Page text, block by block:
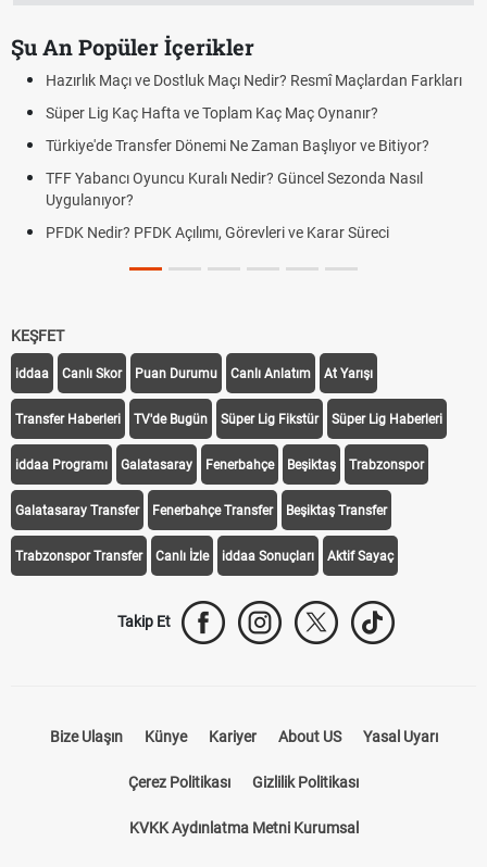
Şu An Popüler İçerikler
Hazırlık Maçı ve Dostluk Maçı Nedir? Resmî Maçlardan Farkları
Süper Lig Kaç Hafta ve Toplam Kaç Maç Oynanır?
Türkiye'de Transfer Dönemi Ne Zaman Başlıyor ve Bitiyor?
TFF Yabancı Oyuncu Kuralı Nedir? Güncel Sezonda Nasıl
Uygulanıyor?
PFDK Nedir? PFDK Açılımı, Görevleri ve Karar Süreci
KEŞFET
iddaa Canlı Skor Puan Durumu Canlı Anlatım At Yarışı
Transfer Haberleri TV'de Bugün Süper Lig Fikstür Süper Lig Haberleri
iddaa Programı Galatasaray Fenerbahçe Beşiktaş Trabzonspor
Galatasaray Transfer Fenerbahçe Transfer Beşiktaş Transfer
Trabzonspor Transfer Canlı İzle iddaa Sonuçları Aktif Sayaç
Takip Et
Bize Ulaşın Künye Kariyer About US Yasal Uyarı
Çerez Politikası Gizlilik Politikası
KVKK Aydınlatma Metni Kurumsal